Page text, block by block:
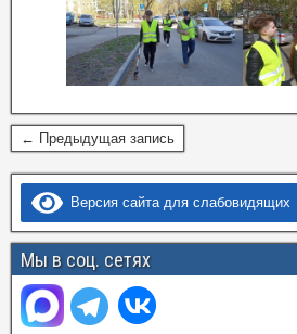
← Предыдущая запись
Версия сайта для слабовидящих
Мы в соц. сетях